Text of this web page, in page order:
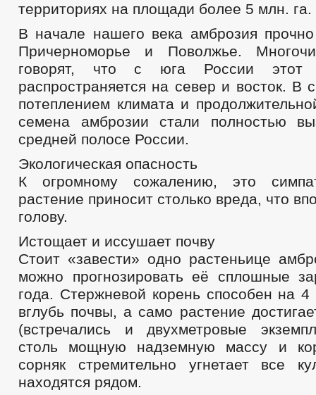
территориях на площади более 5 млн. га.
В начале нашего века амброзия
Причерноморье и Поволжье.
говорят, что с юга России этот
распространяется на север и восток. В
потеплением климата и
семена амброзии стали полностью
средней полосе России.
Экологическая опасность
К огромному сожалению, это
растение приносит столько вреда, что
голову.
Истощает и иссушает почву
Стоит «завести» одно растеньице
можно прогнозировать её сплошные
года. Стержневой корень способен на 4
вглубь почвы, а само растение
(встречались и двухметровые
столь мощную надземную массу и
сорняк стремительно угнетает все
находятся рядом.